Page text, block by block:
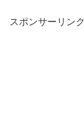
スポンサーリンク